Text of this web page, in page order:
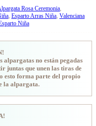
Rosa Ceremonia,
, Esparto Arras Niña, Valenciana
Niña
no están pegadas
juntas que unen las tiras de
esto forma parte del propio
la alpargata.